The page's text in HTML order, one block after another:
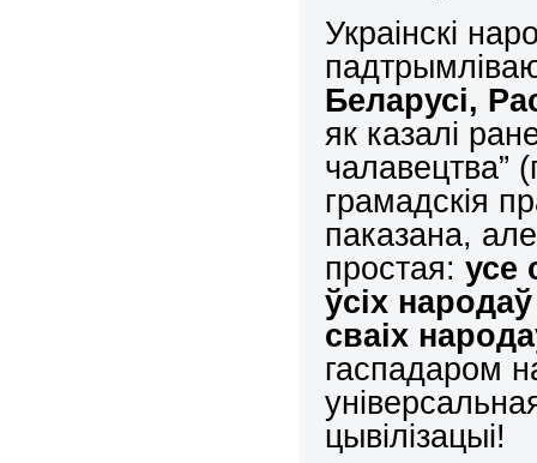
Украінскі
Беларусі,
як казалі
чалавецтва”
грамадскія
паказана,
простая:усе
ўсіх
сваіх
гаспадаром
цывілізацыі!